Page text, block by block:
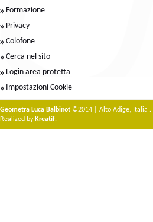
Formazione
Privacy
Colofone
Cerca nel sito
Login area protetta
Impostazioni Cookie
Geometra Luca Balbinot ©2014 | Alto Adige, Italia .
Realized by Kreatif.